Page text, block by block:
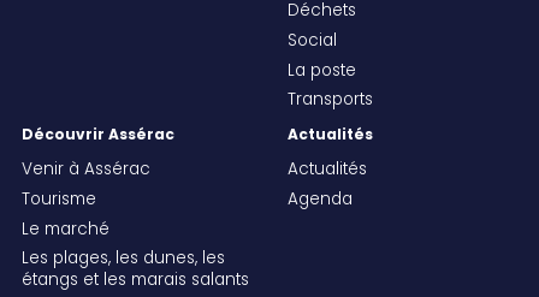
Déchets
Social
La poste
Transports
Découvrir Assérac
Venir à Assérac
Tourisme
Le marché
Les plages, les dunes, les
étangs et les marais salants
Actualités
Actualités
Agenda